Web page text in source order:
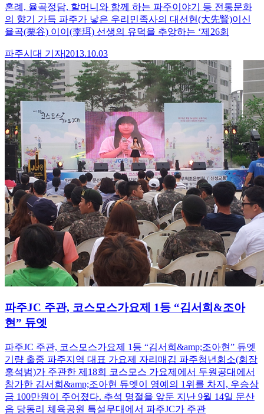
혼례, 율곡정담, 할머니와 함께 하는 파주이야기 등 전통문화
의 향기 가득 파주가 낳은 우리민족사의 대선현(大先賢)이신
율곡(栗谷) 이이(李珥) 선생의 유덕을 추앙하는 ‘제26회
파주시대 기자|2013.10.03
파주JC 주관, 코스모스가요제 1등 “김서희&조아
현” 듀엣
파주JC 주관, 코스모스가요제 1등 “김서희&amp;조아현” 듀엣
기량 출중 파주지역 대표 가요제 자리매김 파주청년회소(회장
홍석범)가 주관한 제18회 코스모스 가요제에서 두원공대에서
참가한 김서희&amp;조아현 듀엣이 영예의 1위를 차지, 우승상
금 100만원이 주어졌다. 추석 명절을 앞둔 지난 9월 14일 문산
읍 당동리 체육공원 특설무대에서 파주JC가 주관